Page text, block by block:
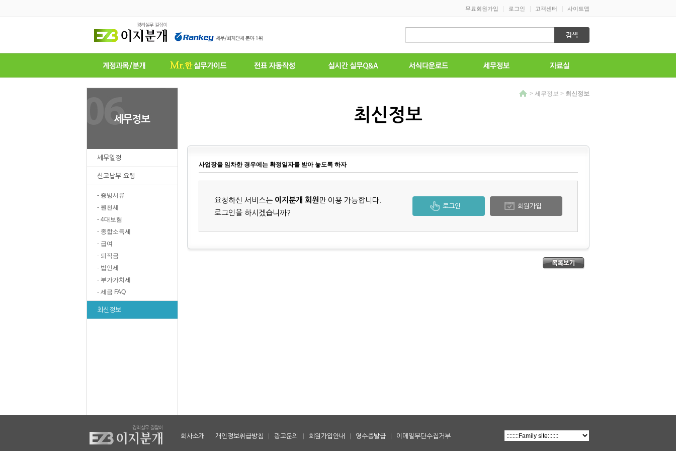
무료회원가입 로그인 고객센터 사이트맵
세무일정
신고납부 요령
- 증빙서류
- 원천세
- 4대보험
- 종합소득세
- 급여
- 퇴직금
- 법인세
- 부가가치세
- 세금 FAQ
최신정보
> 세무정보 > 최신정보
최신정보
사업장을 임차한 경우에는 확정일자를 받아 놓도록 하자
요청하신 서비스는 이지분개 회원 만 이용 가능합니다.
로그인을 하시겠습니까?
회원가입
로그인
회사소개 개인정보취급방침 광고문의 회원가입안내 영수증발급 이메일무단수집거부